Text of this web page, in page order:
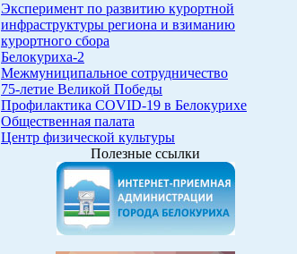
Эксперимент по развитию курортной
инфраструктуры региона и взиманию
курортного сбора
Белокуриха-2
Межмуниципальное сотрудничество
75-летие Великой Победы
Профилактика COVID-19 в Белокурихе
Общественная палата
Центр физической культуры
Полезные ссылки